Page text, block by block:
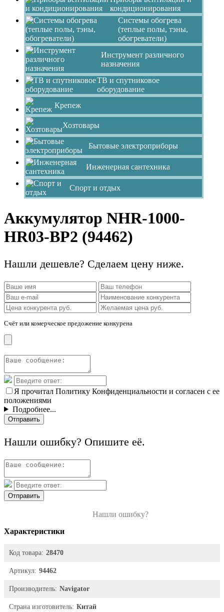
кондиционирования
Системы обогрева
(теплые полы, тэны,
обогреватели)
Инструмент различного
назначения
ТВ и спутниковое
оборудование
Крепеж
Хозтовары
Бытовые электроприборы
Инженерная сантехника
Спорт и отдых
Аккумулятор NHR-1000-
HR03-BP2 (94462)
Нашли дешевле? Сделаем цену ниже.
Счёт или комерческое предожение конкурена
Я прочитал Политику Конфиденциальности и согласен с ее
положениями
Подробнее...
Отправить
Нашли ошибку? Опишите её.
Отправить
Нашли ошибку?
Характеристики
Код товара: 28470
Артикул: 94462
Производитель: Navigator
Страна изготовитель: Китай